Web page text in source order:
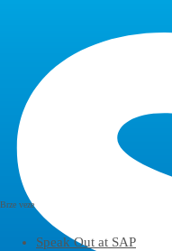
Brze veze
Speak Out at SAP